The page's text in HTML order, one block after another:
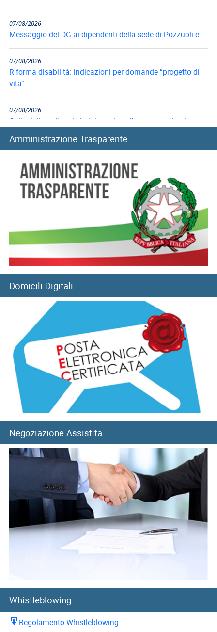
07/08/2026
Messaggio del DG ai dipendenti della sede di Pozzuoli e...
07/08/2026
Riforma disabilità: indicazioni per domande “progetto di
vita”
07/08/2026
Collegi di merito, al via i rinnovi per l’anno accademico...
06/08/2026
Mutui ipotecari: pubblicazione graduatorie di luglio 2026
Convitti nazionali, rinnovo benefici per l’anno scolastico
2026-2027
Filiale di Pozzuoli: chiusura temporanea a seguito di
eventi sismici
05/08/2026
Sisma del 4 agosto: chiusura temporanea Direzione
provinciale di Pisa
08/08/2026
8 agosto, Giornata nazionale sacrificio del lavoro italiano
nel mondo
Amministrazione Trasparente
Domicili Digitali
Negoziazione Assistita
Whistleblowing
Regolamento Whistleblowing